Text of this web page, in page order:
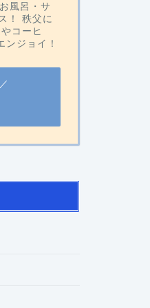
風呂・サ
！ 秩父に
コーヒ
ンジョイ！